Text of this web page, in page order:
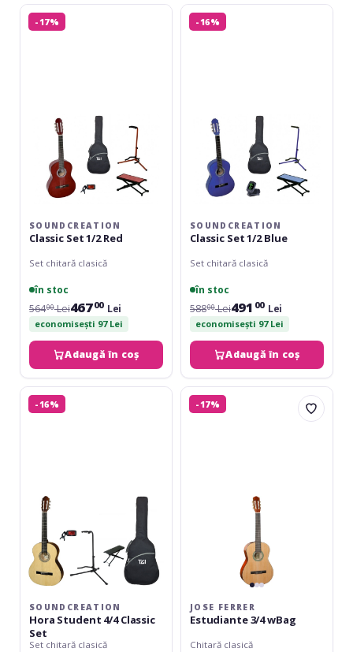
Soundcreation
Classic
-17%
SOUNDCREATION
Classic Set 1/2 Red
Set chitară clasică
în stoc
56400Lei46700 Lei
economisești 97 Lei
Adaugă în coș
Soundcreation
Classic
-16%
SOUNDCREATION
Classic Set 1/2 Blue
Set chitară clasică
în stoc
58800Lei491 00 Lei
economisești 97 Lei
Adaugă în coș
Soundcreation
Hora-16%
SOUNDCREATION
Hora Student 4/4 Classic
Set
Set chitară clasică
Jose
Ferrer
-17%
JOSE FERRER
Estudiante 3/4 wBag
Chitară clasică